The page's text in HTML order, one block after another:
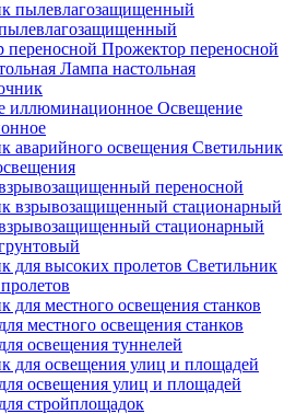
Прожектор переносной
Лампа настольная
Освещение
Светильник
переносной
стационарный
Светильник
местного освещения станков
освещения туннелей
освещения улиц и площадей
стройплощадок